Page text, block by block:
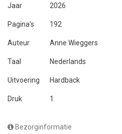
Jaar 2026
Pagina's 192
Auteur Anne Wieggers
Taal Nederlands
Uitvoering Hardback
Druk 1
Bezorginformatie